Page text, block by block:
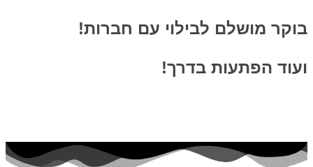
בוקר מושלם לבילוי עם חברות!
ועוד הפתעות בדרך!